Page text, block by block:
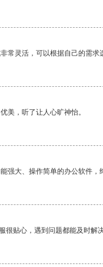
常灵活，可以根据自己的需求
美，听了让人心旷神怡。
强大、操作简单的办公软件
很贴心，遇到问题都能及时解